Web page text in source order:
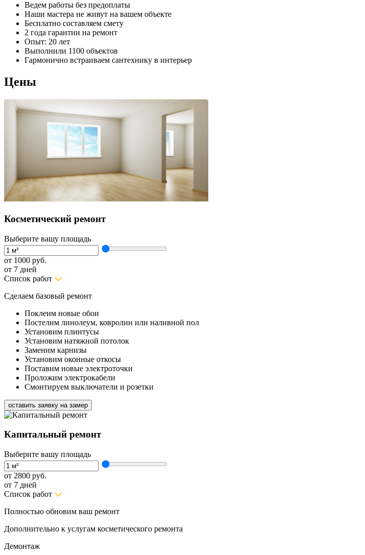
Ведем работы без предоплаты
Наши мастера не живут на вашем объекте
Бесплатно составляем смету
2 года гарантии на ремонт
Опыт: 20 лет
Выполнили 1100 объектов
Гармонично встраиваем сантехнику в интерьер
Цены
Косметический ремонт
Выберите вашу площадь
от 1000 руб.
от 7 дней
Список работ
Сделаем базовый ремонт
Поклеим новые обои
Постелим линолеум, ковролин или наливной пол
Установим плинтусы
Установим натяжной потолок
Заменим карнизы
Установим оконные откосы
Поставим новые электроточки
Проложим электрокабели
Смонтируем выключатели и розетки
оставить заявку на замер
Капитальный ремонт
Выберите вашу площадь
от 2800 руб.
от 7 дней
Список работ
Полностью обновим ваш ремонт
Дополнительно к услугам косметического ремонта
Демонтаж